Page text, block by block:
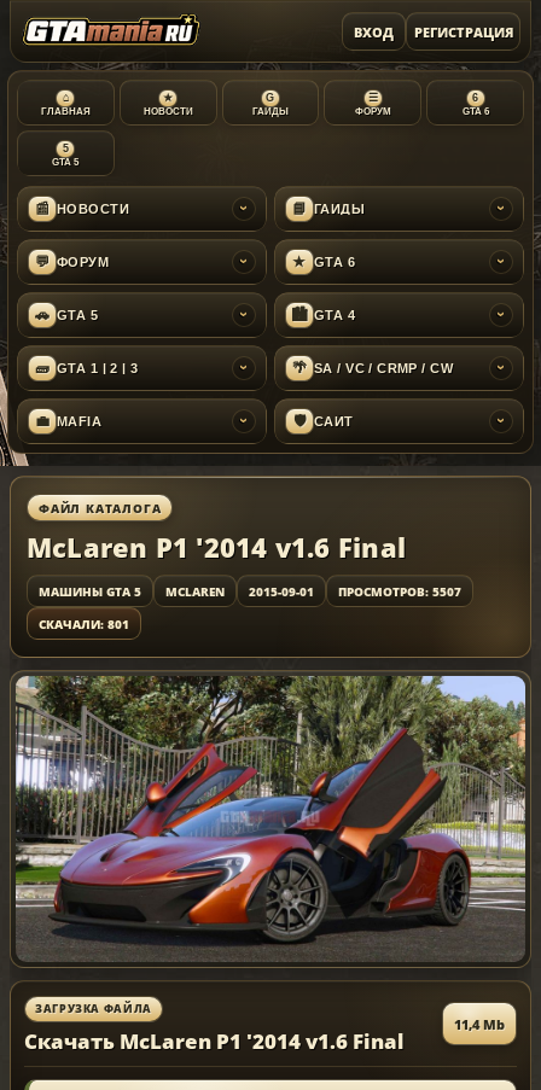
ВХОД РЕГИСТРАЦИЯ
⌂
ГЛАВНАЯ
★
НОВОСТИ
G
ГАЙДЫ
☰
ФОРУМ
6
GTA 6
5
GTA 5
📰 НОВОСТИ › 📘 ГАЙДЫ ›
💬 ФОРУМ › ★ GTA 6 ›
🚗 GTA 5 › 🏙 GTA 4 ›
🧱 GTA 1 | 2 | 3 › 🌴 SA / VC / CRMP / CW ›
💼 MAFIA › 🛡 САЙТ ›
ФАЙЛ КАТАЛОГА
McLaren P1 '2014 v1.6 Final
МАШИНЫ GTA 5 MCLAREN 2015-09-01
ПРОСМОТРОВ: 5507
СКАЧАЛИ: 801
ЗАГРУЗКА ФАЙЛА
Скачать McLaren P1 '2014 v1.6 Final
11,4 Mb